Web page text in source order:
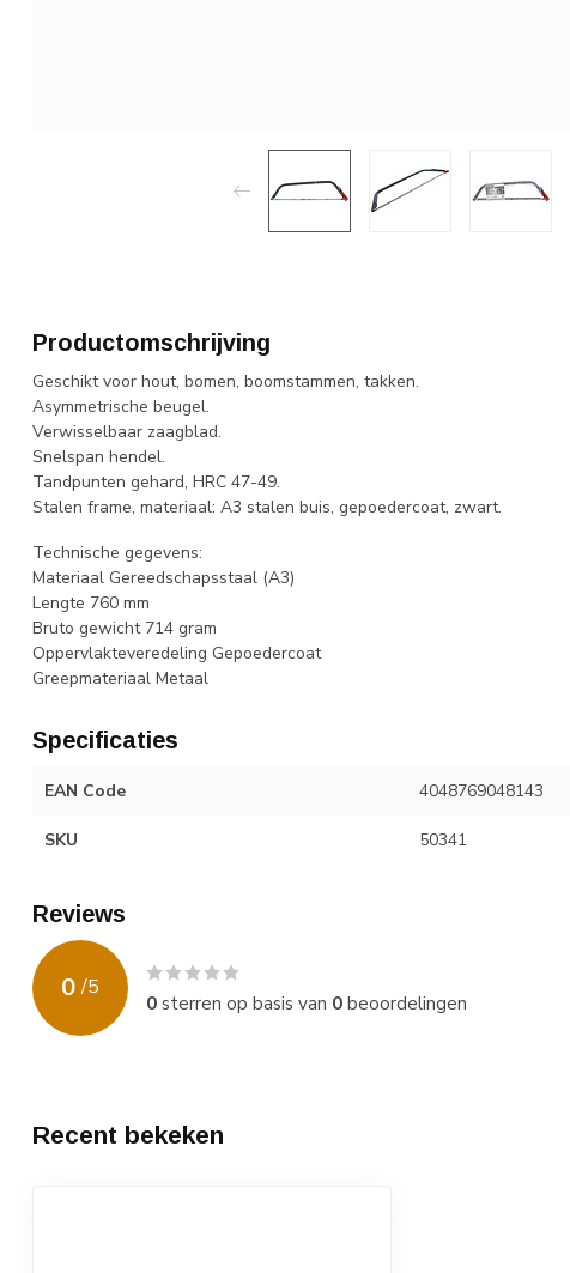
Productomschrijving
Geschikt voor hout, bomen, boomstammen, takken.
Asymmetrische beugel.
Verwisselbaar zaagblad.
Snelspan hendel.
Tandpunten gehard, HRC 47-49.
Stalen frame, materiaal: A3 stalen buis, gepoedercoat, zwart.
Technische gegevens:
Materiaal Gereedschapsstaal (A3)
Lengte 760 mm
Bruto gewicht 714 gram
Oppervlakteveredeling Gepoedercoat
Greepmateriaal Metaal
Specificaties
EAN Code 4048769048143
SKU 50341
Reviews
0 /5
0sterren op basis van 0beoordelingen
Recent bekeken